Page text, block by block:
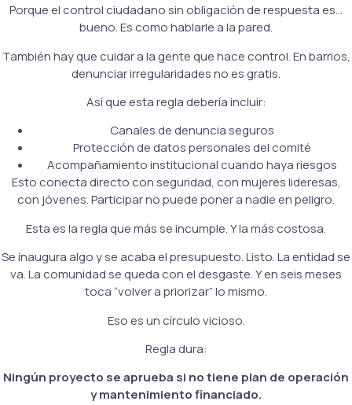
Porque el control ciudadano sin obligación de respuesta es…
bueno. Es como hablarle a la pared.
También hay que cuidar a la gente que hace control. En barrios,
denunciar irregularidades no es gratis.
Así que esta regla debería incluir:
Canales de denuncia seguros
Protección de datos personales del comité
Acompañamiento institucional cuando haya riesgos
Esto conecta directo con seguridad, con mujeres lideresas,
con jóvenes. Participar no puede poner a nadie en peligro.
Esta es la regla que más se incumple. Y la más costosa.
Se inaugura algo y se acaba el presupuesto. Listo. La entidad se
va. La comunidad se queda con el desgaste. Y en seis meses
toca “volver a priorizar” lo mismo.
Eso es un círculo vicioso.
Regla dura:
Ningún proyecto se aprueba si no tiene plan de operación
y mantenimiento financiado.